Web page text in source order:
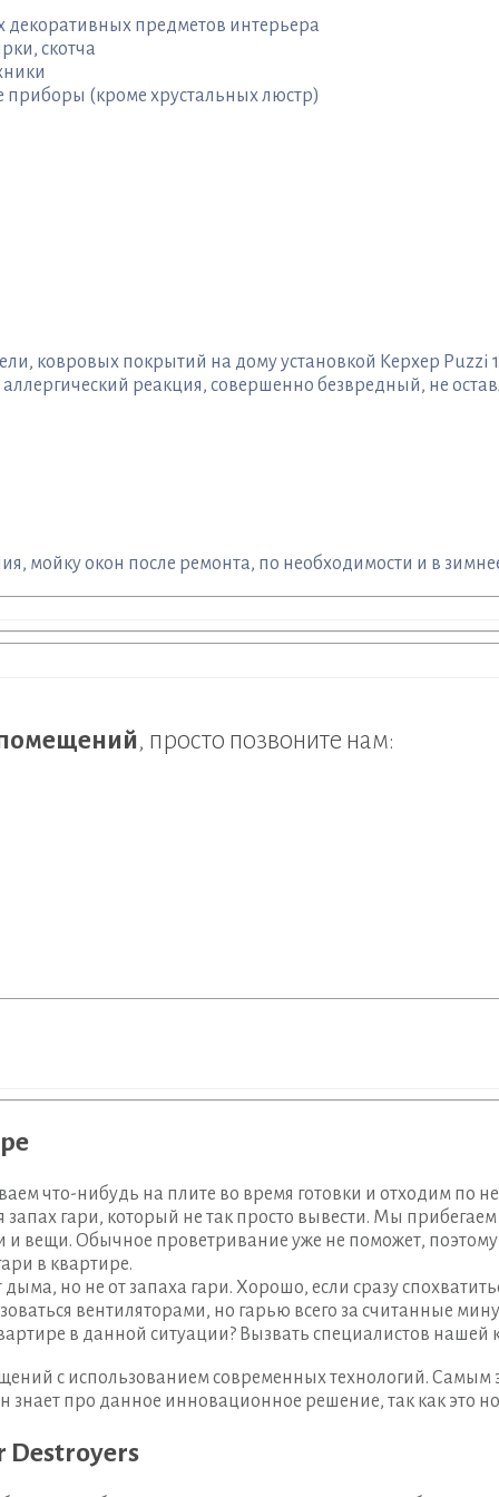
декоративных предметов интерьера
скотча
(кроме хрустальных люстр)
ковровых покрытий на дому установкой Керхер Puzzi
реакция, совершенно безвредный, не
мойку окон после ремонта, по необходимости и в
, просто позвоните нам:
что-нибудь на плите во время готовки и отходим по
запах гари, который не так просто вывести. Мы
вещи. Обычное проветривание уже не поможет, поэтому
в квартире.
но не от запаха гари. Хорошо, если сразу
вентиляторами, но гарью всего за считанные
в данной ситуации? Вызвать специалистов
с использованием современных технологий.
знает про данное инновационное решение, так как это
Destroyers